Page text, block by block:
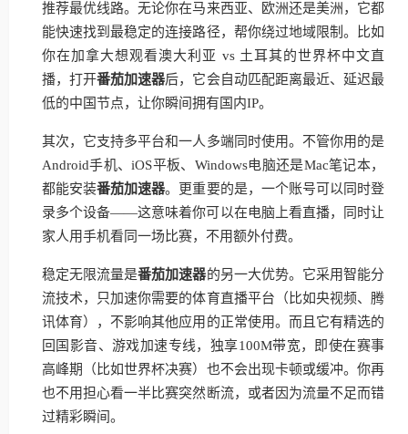
推荐最优线路。无论你在马来西亚、欧洲还是美洲，它都
能快速找到最稳定的连接路径，帮你绕过地域限制。比如
你在加拿大想观看澳大利亚 vs 土耳其的世界杯中文直
播，打开番茄加速器后，它会自动匹配距离最近、延迟最
低的中国节点，让你瞬间拥有国内IP。
其次，它支持多平台和一人多端同时使用。不管你用的是
Android手机、iOS平板、Windows电脑还是Mac笔记本，
都能安装番茄加速器。更重要的是，一个账号可以同时登
录多个设备——这意味着你可以在电脑上看直播，同时让
家人用手机看同一场比赛，不用额外付费。
稳定无限流量是番茄加速器的另一大优势。它采用智能分
流技术，只加速你需要的体育直播平台（比如央视频、腾
讯体育），不影响其他应用的正常使用。而且它有精选的
回国影音、游戏加速专线，独享100M带宽，即使在赛事
高峰期（比如世界杯决赛）也不会出现卡顿或缓冲。你再
也不用担心看一半比赛突然断流，或者因为流量不足而错
过精彩瞬间。